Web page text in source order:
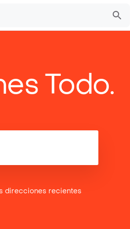
Todo.
direcciones recientes